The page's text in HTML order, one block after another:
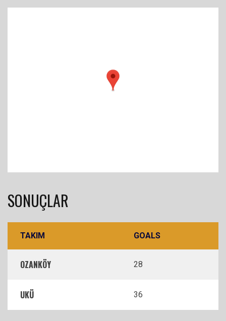
SONUÇLAR
TAKIM GOALS
OZANKÖY 28
UKÜ 36